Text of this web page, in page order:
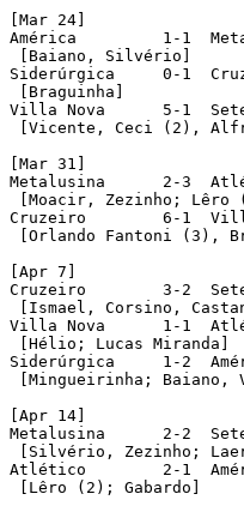
[Mar 24]
América  	1-1  Metalusina
[Baiano, Silvério]
Siderúrgica  	0-1  Cruzeiro
[Braguinha]
Villa Nova  	5-1  Sete de Setembro
[Vicente, Ceci (2),
[Mar 31]
Metalusina  	2-3  Atlético
[Moacir, Zezinho;
Cruzeiro  	6-1  Villa Nova
[Orlando Fantoni (3),
[Apr 7]
Cruzeiro  	3-2  Sete de Setembro
[Ismael, Corsino,
Villa Nova  	1-1  Atlético
[Hélio; Lucas Miranda]
Siderúrgica  	1-2  América
[Mingueirinha; Baiano,
[Apr 14]
Metalusina  	2-2  Sete de Setembro
[Silvério, Zezinho;
Atlético  	2-1  América
[Lêro (2); Gabardo]